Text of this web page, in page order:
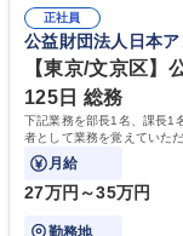
表するインフラ企業 #
72.html ■エネルギーセ
甚大化など、これまで
「未来の日常」の創造
す。 学歴・資格 学
正社員
公益財団法人日本
【東京/文京区】
125日 総務
下記業務を部長1名、課長1
者として業務を覚えていた
躍いただくことを期待して
月給
27万円～35万円
勤務地